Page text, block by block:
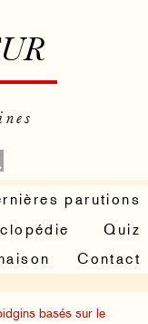
parutions
Quiz
Contact
basés sur le